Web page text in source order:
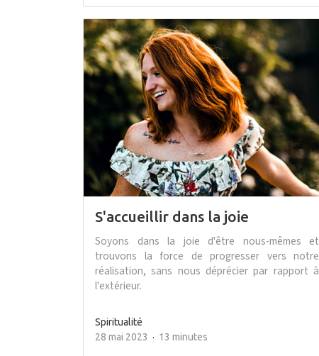
S'accueillir dans la joie
Soyons dans la joie d'être nous-mêmes et
trouvons la force de progresser vers notre
réalisation, sans nous déprécier par rapport à
l'extérieur.
Spiritualité
28 mai 2023
13 minutes